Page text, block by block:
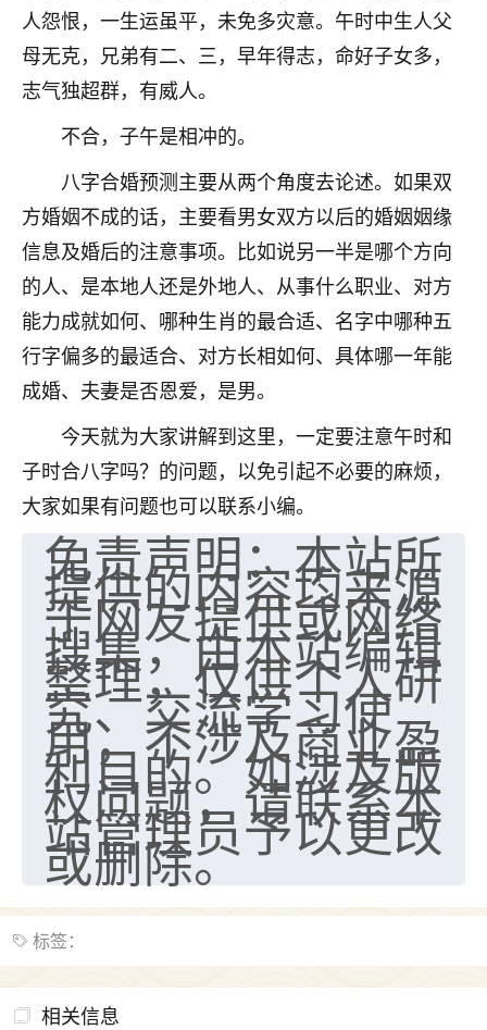
人怨恨，一生运虽平，未免多灾意。午时中生人父
母无克，兄弟有二、三，早年得志，命好子女多，
志气独超群，有威人。
不合，子午是相冲的。
八字合婚预测主要从两个角度去论述。如果双
方婚姻不成的话，主要看男女双方以后的婚姻姻缘
信息及婚后的注意事项。比如说另一半是哪个方向
的人、是本地人还是外地人、从事什么职业、对方
能力成就如何、哪种生肖的最合适、名字中哪种五
行字偏多的最适合、对方长相如何、具体哪一年能
成婚、夫妻是否恩爱，是男。
今天就为大家讲解到这里，一定要注意午时和
子时合八字吗？的问题，以免引起不必要的麻烦，
大家如果有问题也可以联系小编。
免责声明：本站所
提供的内容均来源
于网友提供或网络
搜集，由本站编辑
整理，仅供个人研
究、交流学习使
用，不涉及商业盈
利目的。如涉及版
权问题，请联系本
站管理员予以更改
或删除。
标签：
相关信息
鹿森：是的，其实跟老师聊过之后，最大的感
触，首先就是心态会变好，万般皆是命，半点
不由人！
1天前 来自四川
金白水清
我也想找老师看看，有没有人给个联系方式的啊？
鹿森：慧来老师微信：gjsy0624
1天前 来自江西
青春168
我也想要，我也想要！
Jessica李
老师做不做超度法事？我想给我奶奶做超度，她今年
刚去世了。
七零老顽童：我母亲前年离世，刚开始我经常
做梦梦见她，后来也是朋友介绍，找到慧来老
师，安排了超度法事，做梦再也没有梦到过
了，一开始是半信半疑的，图个心安，给亡母
超度，现在看来，人不信也不行。
2天前 来自云南 11
优秀的张同学
老师收徒吗？？我对这些很感兴趣
2天前 来自山西 15